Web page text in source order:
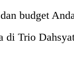
budget
di Trio